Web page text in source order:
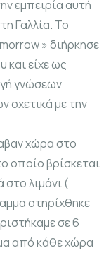
εμπειρία αυτή
Γαλλία. Το
» διήρκησε
και είχε ως
γνώσεων
με την
χώρα στο
οποίο βρίσκεται
λιμάνι (
στηρίχθηκε
σε 6
από κάθε χώρα